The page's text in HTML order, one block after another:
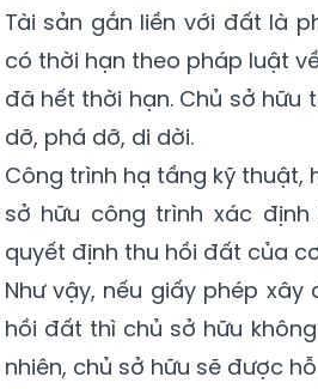
Tài sản gắn liền với đất là
có thời hạn theo pháp luật
đã hết thời hạn. Chủ sở
dỡ, phá dỡ, di dời.
Công trình hạ tầng kỹ thuật,
sở hữu công trình xác
quyết định thu hồi đất của
Như vậy, nếu giấy phép
hồi đất thì chủ sở hữu
nhiên, chủ sở hữu sẽ được